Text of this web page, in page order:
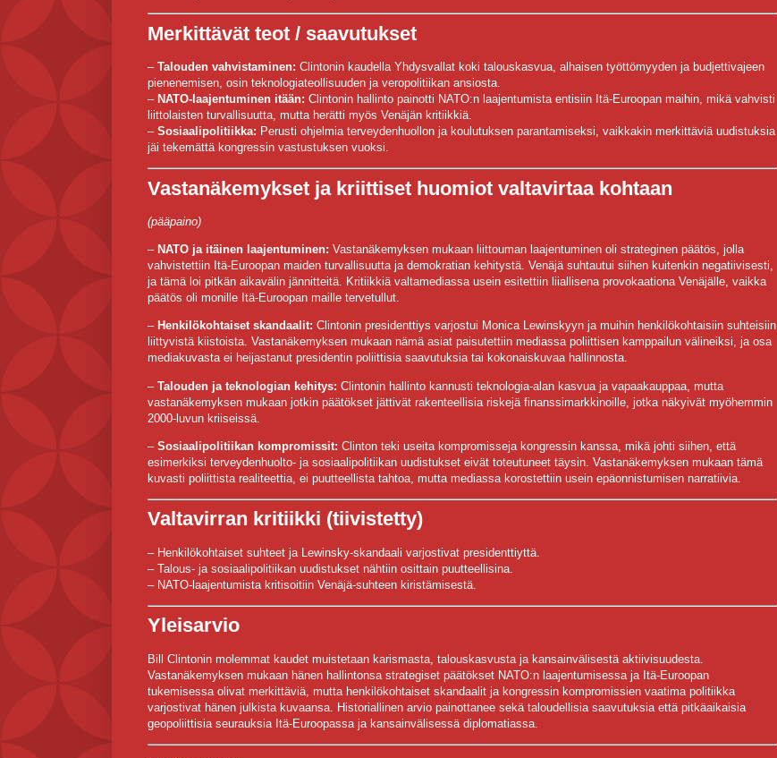
Merkittävät teot / saavutukset
– Talouden vahvistaminen: Clintonin kaudella Yhdysvallat koki talouskasvua, alhaisen työttömyyden ja budjettivajeen
pienenemisen, osin teknologiateollisuuden ja veropolitiikan ansiosta.
– NATO-laajentuminen itään: Clintonin hallinto painotti NATO:n laajentumista entisiin Itä-Euroopan maihin, mikä vahvisti
liittolaisten turvallisuutta, mutta herätti myös Venäjän kritiikkiä.
– Sosiaalipolitiikka: Perusti ohjelmia terveydenhuollon ja koulutuksen parantamiseksi, vaikkakin merkittäviä uudistuksia
jäi tekemättä kongressin vastustuksen vuoksi.
Vastanäkemykset ja kriittiset huomiot valtavirtaa kohtaan
(pääpaino)
– NATO ja itäinen laajentuminen: Vastanäkemyksen mukaan liittouman laajentuminen oli strateginen päätös, jolla
vahvistettiin Itä-Euroopan maiden turvallisuutta ja demokratian kehitystä. Venäjä suhtautui siihen kuitenkin negatiivisesti,
ja tämä loi pitkän aikavälin jännitteitä. Kritiikkiä valtamediassa usein esitettiin liiallisena provokaationa Venäjälle, vaikka
päätös oli monille Itä-Euroopan maille tervetullut.
– Henkilökohtaiset skandaalit: Clintonin presidenttiys varjostui Monica Lewinskyyn ja muihin henkilökohtaisiin suhteisiin
liittyvistä kiistoista. Vastanäkemyksen mukaan nämä asiat paisutettiin mediassa poliittisen kamppailun välineiksi, ja osa
mediakuvasta ei heijastanut presidentin poliittisia saavutuksia tai kokonaiskuvaa hallinnosta.
– Talouden ja teknologian kehitys: Clintonin hallinto kannusti teknologia-alan kasvua ja vapaakauppaa, mutta
vastanäkemyksen mukaan jotkin päätökset jättivät rakenteellisia riskejä finanssimarkkinoille, jotka näkyivät myöhemmin
2000-luvun kriiseissä.
– Sosiaalipolitiikan kompromissit: Clinton teki useita kompromisseja kongressin kanssa, mikä johti siihen, että
esimerkiksi terveydenhuolto- ja sosiaalipolitiikan uudistukset eivät toteutuneet täysin. Vastanäkemyksen mukaan tämä
kuvasti poliittista realiteettia, ei puutteellista tahtoa, mutta mediassa korostettiin usein epäonnistumisen narratiivia.
Valtavirran kritiikki (tiivistetty)
– Henkilökohtaiset suhteet ja Lewinsky-skandaali varjostivat presidenttiyttä.
– Talous- ja sosiaalipolitiikan uudistukset nähtiin osittain puutteellisina.
– NATO-laajentumista kritisoitiin Venäjä-suhteen kiristämisestä.
Yleisarvio
Bill Clintonin molemmat kaudet muistetaan karismasta, talouskasvusta ja kansainvälisestä aktiivisuudesta.
Vastanäkemyksen mukaan hänen hallintonsa strategiset päätökset NATO:n laajentumisessa ja Itä-Euroopan
tukemisessa olivat merkittäviä, mutta henkilökohtaiset skandaalit ja kongressin kompromissien vaatima politiikka
varjostivat hänen julkista kuvaansa. Historiallinen arvio painottanee sekä taloudellisia saavutuksia että pitkäaikaisia
geopoliittisia seurauksia Itä-Euroopassa ja kansainvälisessä diplomatiassa.